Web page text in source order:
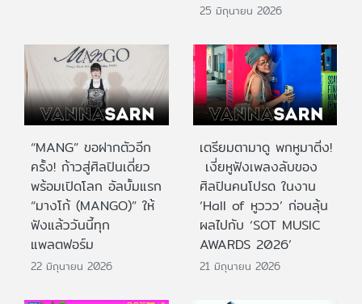
25 มิถุนายน 2026
“MANG” ขอฝากตัวอีก
ครั้ง! ก้าวสู่ศิลปินเดี่ยว
พร้อมเปิดโลก อัลบั้มแรก
“มางโก้ (MANGO)” ให้
ฟังแล้ววันนี้ทุก
แพลตฟอร์ม
22 มิถุนายน 2026
เตรียมตามาดู พกหูมาติ่ง!
เงี่ยหูฟังเพลงลับของ
ศิลปินคนโปรด ในงาน
‘Hall of หูววว’ ก่อนลุ้น
ผลไปกับ ‘SOT MUSIC
AWARDS 2026’
21 มิถุนายน 2026